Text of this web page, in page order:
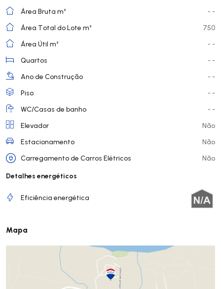
Área Bruta m²
- -
Área Total do Lote m²
750
Área Útil m²
- -
Quartos
- -
Ano de Construção
- -
Piso
- -
WC/Casas de banho
- -
Elevador
Não
Estacionamento
Não
Carregamento de Carros Elétricos
Não
Detalhes energéticos
Eficiência energética
Mapa